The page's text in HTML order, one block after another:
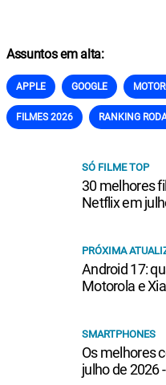
Assuntos em alta:
APPLE GOOGLE
FILMES 2026 RANKING
SÓ FILME TOP
30 melhores
Netflix em
PRÓXIMA
Android 17:
Motorola e
SMARTPHONES
Os melhores
julho de 2026